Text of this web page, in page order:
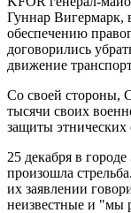
Гуннар
обеспечению
договорились
движение
Со своей стороны,
тысячи своих
защиты этнических
25 декабря в
произошла
их заявлении
неизвестные и "мы